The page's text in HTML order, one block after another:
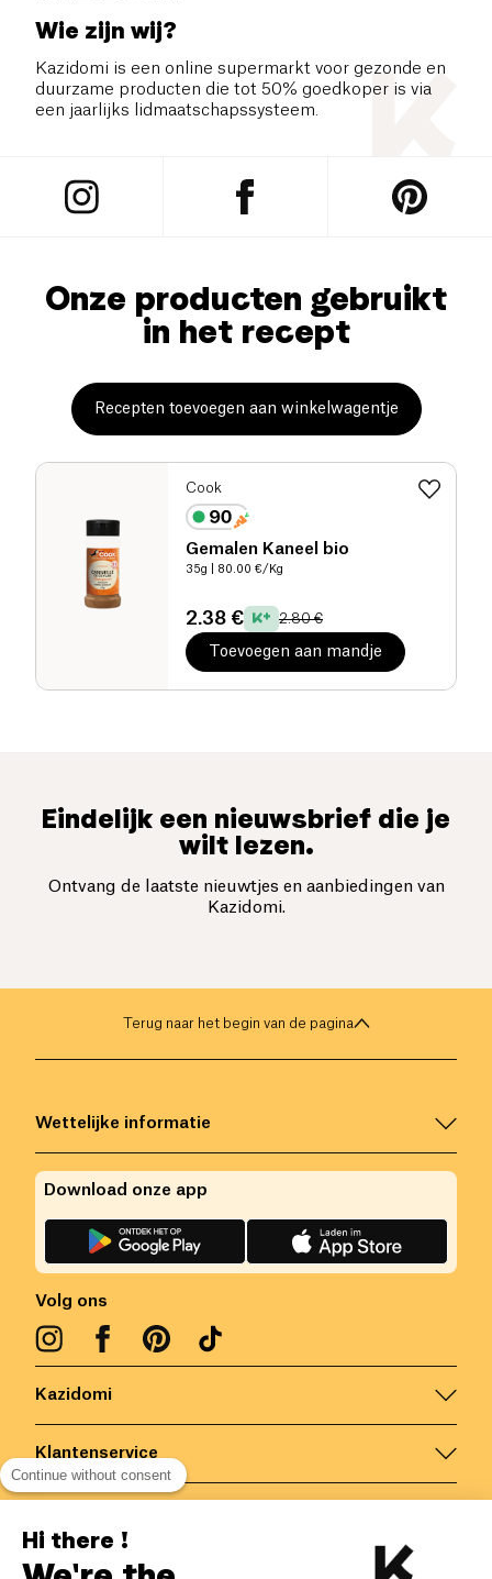
Wie zijn wij?
Kazidomi is een online supermarkt voor gezonde en
duurzame producten die tot 50% goedkoper is via
een jaarlijks lidmaatschapssysteem.
Onze producten gebruikt
in het recept
Recepten toevoegen aan winkelwagentje
Cook
Gemalen Kaneel bio
35g | 80.00 €/Kg
2.38 € 2.80 €
Toevoegen aan mandje
Eindelijk een nieuwsbrief die je
wilt lezen.
Ontvang de laatste nieuwtjes en aanbiedingen van
Kazidomi.
Terug naar het begin van de pagina
Kazidomi
Klantenservice
Wettelijke informatie
Volg ons
Download onze app
België/NL
Continue without consent
Hi there !